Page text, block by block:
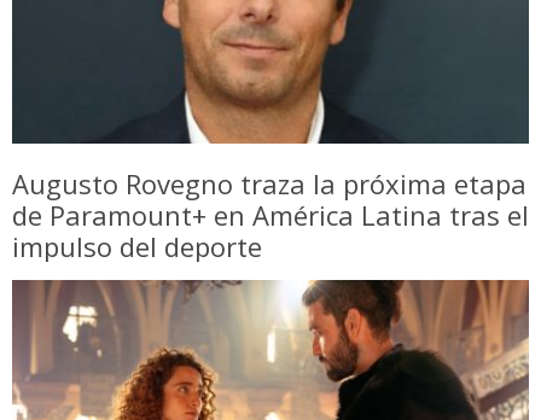
Augusto Rovegno traza la próxima etapa
de Paramount+ en América Latina tras el
impulso del deporte